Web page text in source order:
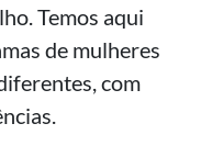
Temos aqui
de mulheres
com